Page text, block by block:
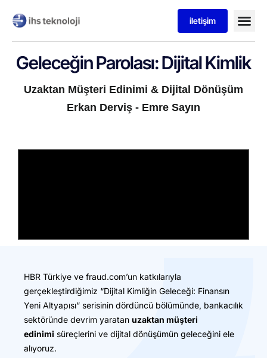
iletişim
Geleceğin Parolası: Dijital Kimlik
Uzaktan Müşteri Edinimi & Dijital Dönüşüm
Erkan Derviş - Emre Sayın
HBR Türkiye ve fraud.com’un katkılarıyla
gerçekleştirdiğimiz “Dijital Kimliğin Geleceği: Finansın
Yeni Altyapısı” serisinin dördüncü bölümünde, bankacılık
sektöründe devrim yaratan uzaktan müşteri
edinimi süreçlerini ve dijital dönüşümün geleceğini ele
alıyoruz.